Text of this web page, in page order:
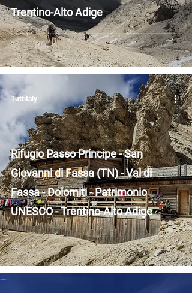
Trentino-Alto Adige
Rifugio Passo Principe - San
Giovanni di Fassa (TN) - Val di
Fassa - Dolomiti - Patrimonio
UNESCO - Trentino-Alto Adige
Tuttitaly